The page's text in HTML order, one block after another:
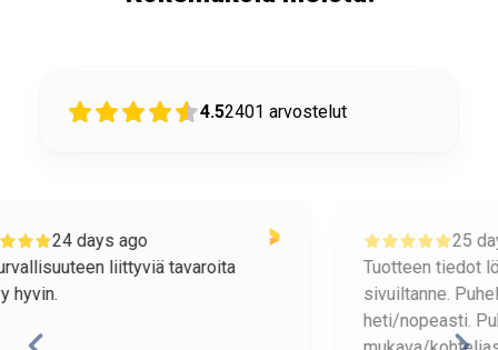
4.52401 arvostelut
25 days ago
Tuotteen tiedot löytyivät helposti